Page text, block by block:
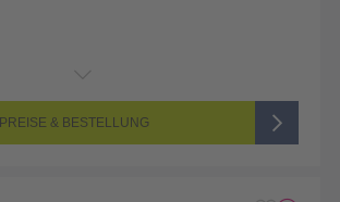
PREISE & BESTELLUNG